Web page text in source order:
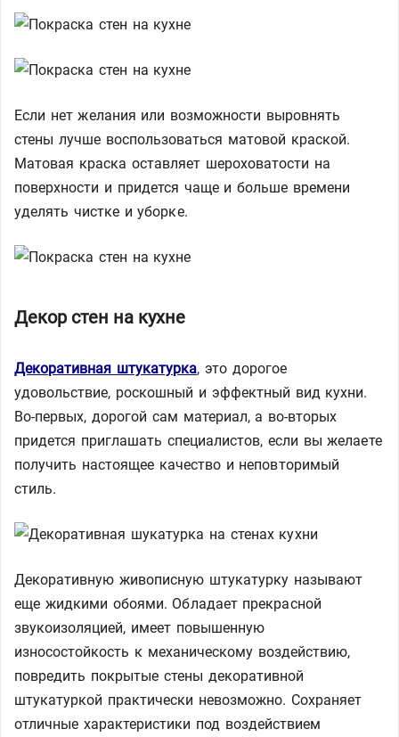
Если нет желания или возможности выровнять
стены лучше воспользоваться матовой краской.
Матовая краска оставляет шероховатости на
поверхности и придется чаще и больше времени
уделять чистке и уборке.
Декор стен на кухне
Декоративная штукатурка, это дорогое
удовольствие, роскошный и эффектный вид кухни.
Во-первых, дорогой сам материал, а во-вторых
придется приглашать специалистов, если вы желаете
получить настоящее качество и неповторимый
стиль.
Декоративную живописную штукатурку называют
еще жидкими обоями. Обладает прекрасной
звукоизоляцией, имеет повышенную
износостойкость к механическому воздействию,
повредить покрытые стены декоративной
штукатуркой практически невозможно. Сохраняет
отличные характеристики под воздействием